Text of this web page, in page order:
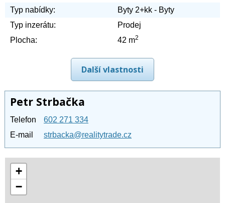
Typ nabídky:
Byty 2+kk - Byty
Typ inzerátu:
Prodej
Plocha:
42 m2
Další vlastnosti
Petr Strbačka
Telefon
602 271 334
E-mail
strbacka@realitytrade.cz
+
−